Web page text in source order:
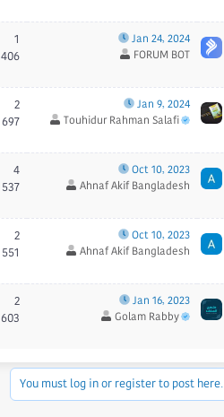
1
406
Jan 24, 2024
FORUM BOT
2
697
Jan 9, 2024
Touhidur Rahman Salafi
4
537
Oct 10, 2023
Ahnaf Akif Bangladesh
2
551
Oct 10, 2023
Ahnaf Akif Bangladesh
2
603
Jan 16, 2023
Golam Rabby
You must log in or register to post here.